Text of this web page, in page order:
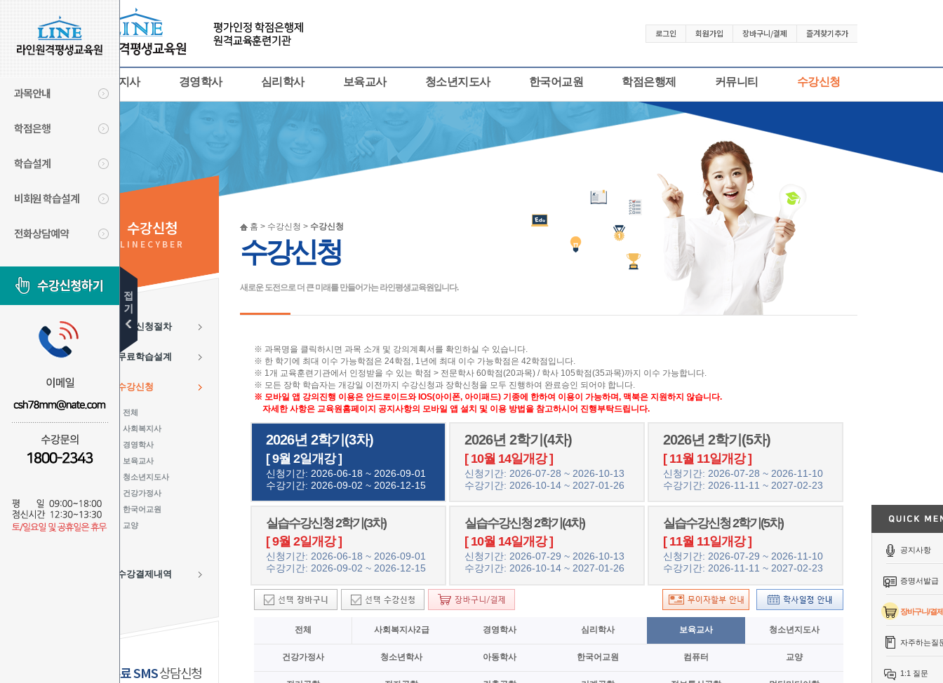
과목안내
학점은행
학습설계
비회원 학습설계
전화상담예약
공지사항
증명서발급
장바구니/결제
자주하는질
1:1 질문
로그인 회원가입 장바구니/결제 즐겨찾기추가
사회복지사 경영학사 심리학사 보육교사 청소년지도사 한국어교원 학점은행제 커뮤니티 수강신청
수강신청
LINECYBER
수강신청절차
무료학습설계
수강신청
전체
사회복지사
경영학사
보육교사
청소년지도사
건강가정사
한국어교원
교양
수강결제내역
무료 SMS상담신청
홈 > 수강신청 > 수강신청
수강신청
새로운 도전으로 더 큰 미래를 만들어가는 라인평생교육원입니다.
※ 과목명을 클릭하시면 과목 소개 및 강의계획서를 확인하실 수 있습니다.
※ 한 학기에 최대 이수 가능학점은 24학점, 1년에 최대 이수 가능학점은 42학점입니다.
※ 1개 교육훈련기관에서 인정받을 수 있는 학점 > 전문학사 60학점(20과목) / 학사 105학점(35과목)까지 이수 가능합니다.
※ 모든 장학 학습자는 개강일 이전까지 수강신청과 장학신청을 모두 진행하여 완료승인 되어야 합니다.
※ 모바일 앱 강의진행 이용은 안드로이드와 IOS(아이폰, 아이패드) 기종에 한하여 이용이 가능하며, 맥북은 지원하지 않습니다.
자세한 사항은 교육원홈페이지 공지사항의 모바일 앱 설치 및 이용 방법을 참고하시어 진행부탁드립니다.
2026년 2학기(3차)
[ 9월 2일개강 ]
신청기간: 2026-06-18 ~ 2026-09-01
수강기간: 2026-09-02 ~ 2026-12-15
2026년 2학기(4차)
[ 10월 14일개강 ]
신청기간: 2026-07-28 ~ 2026-10-13
수강기간: 2026-10-14 ~ 2027-01-26
2026년 2학기(5차)
[ 11월 11일개강 ]
신청기간: 2026-07-28 ~ 2026-11-10
수강기간: 2026-11-11 ~ 2027-02-23
실습수강신청 2학기(3차)
[ 9월 2일개강 ]
신청기간: 2026-06-18 ~ 2026-09-01
수강기간: 2026-09-02 ~ 2026-12-15
실습수강신청 2학기(4차)
[ 10월 14일개강 ]
신청기간: 2026-07-29 ~ 2026-10-13
수강기간: 2026-10-14 ~ 2027-01-26
실습수강신청 2학기(5차)
[ 11월 11일개강 ]
신청기간: 2026-07-29 ~ 2026-11-10
수강기간: 2026-11-11 ~ 2027-02-23
전체 사회복지사2급 경영학사 심리학사 보육교사 청소년지도사
건강가정사 청소년학사 아동학사 한국어교원 컴퓨터 교양